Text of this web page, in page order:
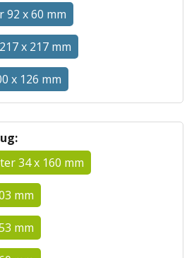
92 x 60 mm
x 217 mm
x 126 mm
34 x 160 mm
mm
mm